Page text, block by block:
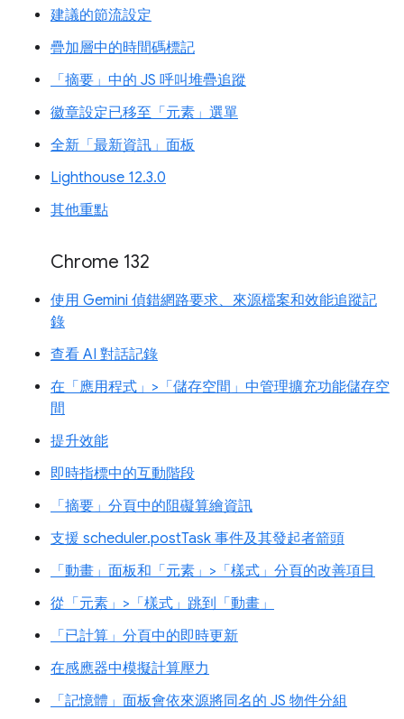
建議的節流設定
疊加層中的時間碼標記
「摘要」中的 JS 呼叫堆疊追蹤
徽章設定已移至「元素」選單
全新「最新資訊」面板
Lighthouse 12.3.0
其他重點
Chrome 132
使用 Gemini 偵錯網路要求、來源檔案和效能追蹤記
錄
查看 AI 對話記錄
在「應用程式」>「儲存空間」中管理擴充功能儲存空
間
提升效能
即時指標中的互動階段
「摘要」分頁中的阻礙算繪資訊
支援 scheduler.postTask 事件及其發起者箭頭
「動畫」面板和「元素」>「樣式」分頁的改善項目
從「元素」>「樣式」跳到「動畫」
「已計算」分頁中的即時更新
在感應器中模擬計算壓力
「記憶體」面板會依來源將同名的 JS 物件分組